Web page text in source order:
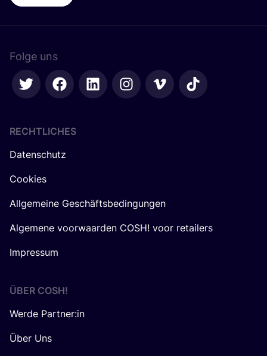
Folge uns
RECHTLICHES
Datenschutz
Cookies
Allgemeine Geschäftsbedingungen
Algemene voorwaarden COSH! voor retailers
Impressum
ÜBER COSH!
Werde Partner:in
Über Uns